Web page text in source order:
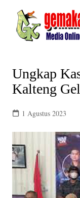
content
Ungkap
Kalteng
1 Agustus 2023